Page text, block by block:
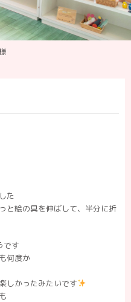
た
と絵の具を伸ばして、半分に折
です
何度か
しかったみたいです